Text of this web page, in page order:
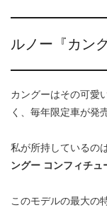
ルノー『カン
カングーはその可愛
く、毎年限定車が発
私が所持しているの
ングー コンフィチュ
このモデルの最大の